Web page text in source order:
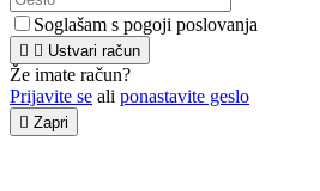
Soglašam s pogoji poslovanja
  Ustvari račun
Že imate račun?
Prijavite se ali ponastavite geslo
 Zapri